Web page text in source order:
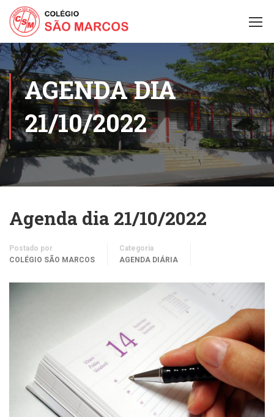
AGENDA DIA
21/10/2022
Agenda dia 21/10/2022
Postado por
COLÉGIO SÃO MARCOS
Categoria
AGENDA DIÁRIA